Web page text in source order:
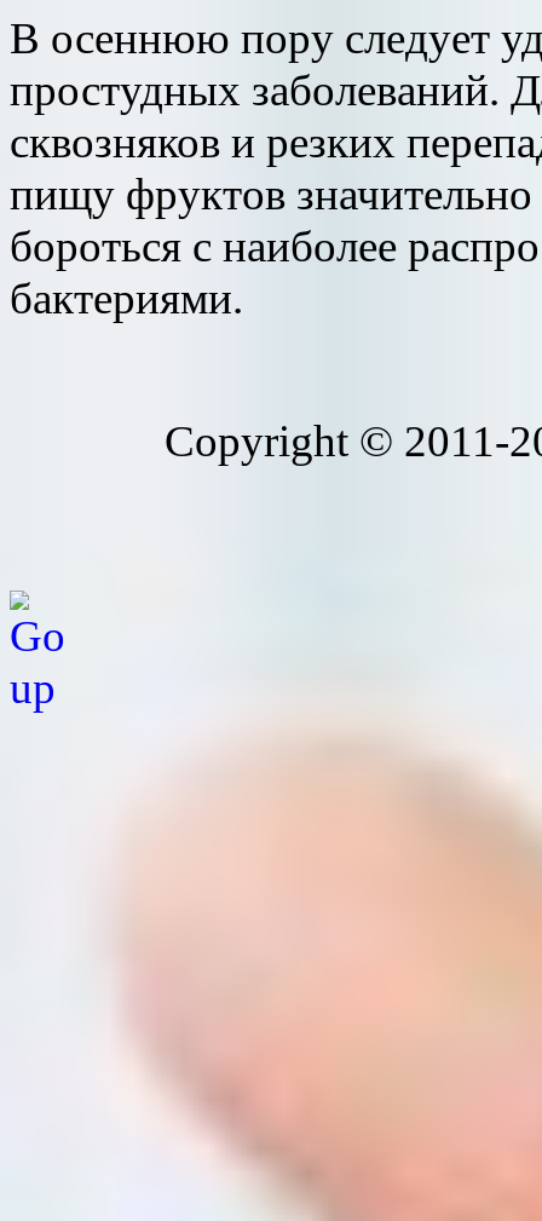
В осеннюю пору следует
простудных заболеваний.
сквозняков и резких
пищу фруктов
бороться с наиболее
бактериями.
Copyright © 2011-